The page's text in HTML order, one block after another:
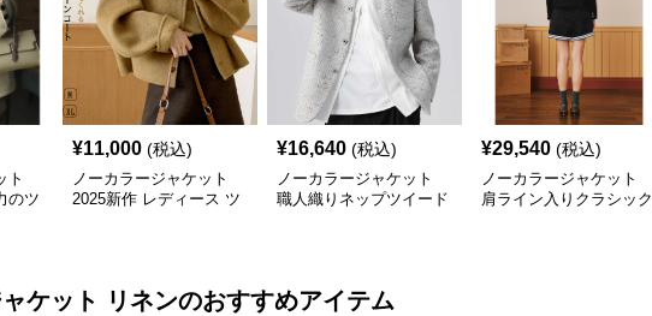
ト
のツ
¥11,000 (税込)
ノーカラージャケット
2025新作 レディース ツ
¥16,640 (税込)
ノーカラージャケット
職人織りネップツイード
¥29,540 (税込)
ノーカラージャケット
肩ライン入りクラシック
ケット リネンのおすすめアイテム